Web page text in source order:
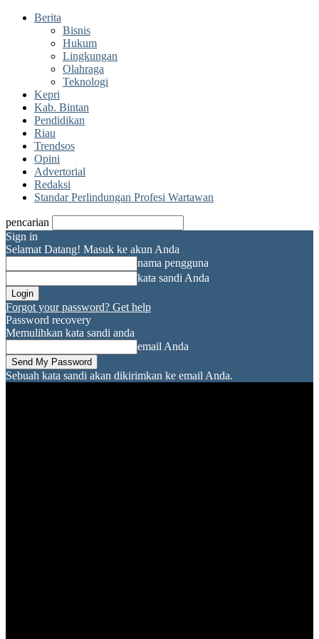
Berita
Bisnis
Hukum
Lingkungan
Olahraga
Teknologi
Kepri
Kab. Bintan
Pendidikan
Riau
Trendsos
Opini
Advertorial
Redaksi
Standar Perlindungan Profesi Wartawan
pencarian
Sign in
Selamat Datang! Masuk ke akun Anda
nama pengguna
kata sandi Anda
Forgot your password? Get help
Password recovery
Memulihkan kata sandi anda
email Anda
Sebuah kata sandi akan dikirimkan ke email Anda.